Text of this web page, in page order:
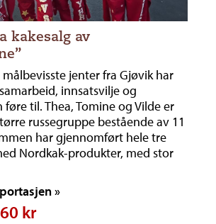
kakesalg av
jenter fra Gjøvik har
innsatsvilje og
til. Thea, Tomine og Vilde er
russegruppe bestående av 11
har gjennomført hele tre
Nordkak-produkter, med stor
»
kr